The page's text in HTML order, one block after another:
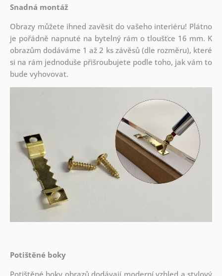
Snadná montáž
Obrazy můžete ihned zavěsit do vašeho interiéru! Plátno
je pořádně napnuté na bytelný rám o tloušťce 16 mm. K
obrazům dodáváme 1 až 2 ks závěsů (dle rozměru), které
si na rám jednoduše přišroubujete podle toho, jak vám to
bude vyhovovat.
Potištěné boky
Potištěné boky obrazů dodávají moderní vzhled a stylový